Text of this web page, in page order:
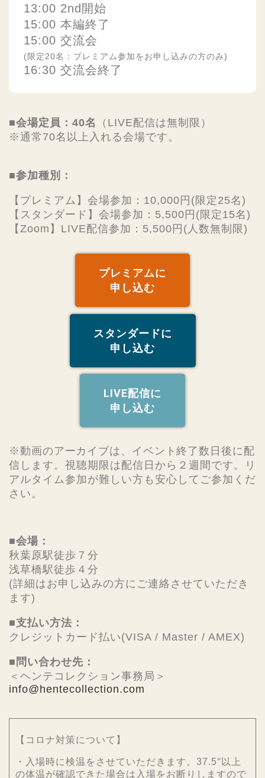
13:00 2nd開始
15:00 本編終了
15:00 交流会
(限定20名：プレミアム参加をお申し込みの方のみ)
16:30 交流会終了
■会場定員：40名
（LIVE配信は無制限）
※通常70名以上入れる会場です。
■参加種別：
【プレミアム】 会場参加 ：10,000円(限定25名)
【スタンダード】 会場参加 ：5,500円(限定15名)
【Zoom】LIVE配信参加：5,500円(人数無制限)
プレミアムに
申し込む
スタンダードに
申し込む
LIVE配信に
申し込む
※動画のアーカイブは、イベント終了数日後に配
信します。 視聴期限は配信日から２週間です。リ
アルタイム参加が難しい方も安心してご参加くだ
さい。
■会場：
秋葉原駅徒歩７分
浅草橋駅徒歩４分
(詳細はお申し込みの方にご連絡させていただき
ます)
■支払い方法：
クレジットカード払い(VISA / Master / AMEX)
■問い合わせ先：
＜ヘンテコレクション事務局＞
info@hentecollection.com
【コロナ対策について】
・入場時に検温をさせていただきます。37.5°以上
の体温が確認できた場合は入場をお断りしますので